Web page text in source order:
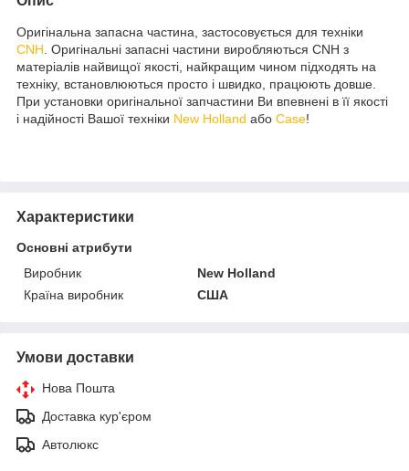
Оригінальна запасна частина, застосовується для техніки
CNH . Оригінальні запасні частини виробляються CNH з
матеріалів найвищої якості, найкращим чином підходять на
техніку, встановлюються просто і швидко, працюють довше.
При установки оригінальної запчастини Ви впевнені в її якості
і надійності Вашої техніки New Holland або Case!
Характеристики
Основні атрибути
Виробник
New Holland
Країна виробник
США
Умови доставки
Нова Пошта
Доставка кур'єром
Автолюкс